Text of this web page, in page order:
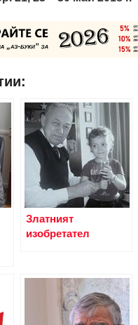
Златният
изобретател